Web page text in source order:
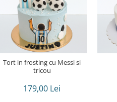
Tort in frosting cu Messi si
tricou
179,00 Lei